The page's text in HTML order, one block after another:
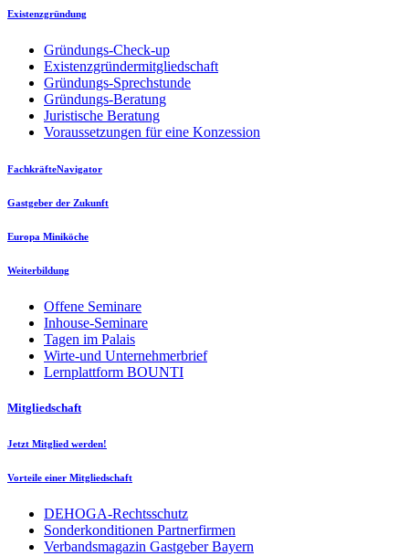
Existenzgründung
Gründungs-Check-up
Existenzgründermitgliedschaft
Gründungs-Sprechstunde
Gründungs-Beratung
Juristische Beratung
Voraussetzungen für eine Konzession
FachkräfteNavigator
Gastgeber der Zukunft
Europa Miniköche
Weiterbildung
Offene Seminare
Inhouse-Seminare
Tagen im Palais
Wirte-und Unternehmerbrief
Lernplattform BOUNTI
Mitgliedschaft
Jetzt Mitglied werden!
Vorteile einer Mitgliedschaft
DEHOGA-Rechtsschutz
Sonderkonditionen Partnerfirmen
Verbandsmagazin Gastgeber Bayern